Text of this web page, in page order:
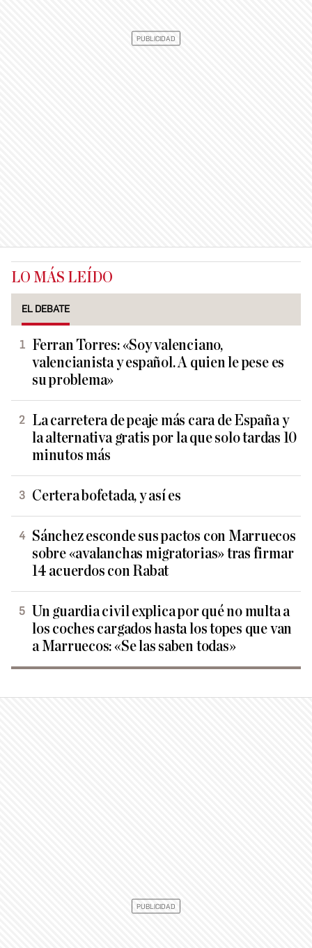
LO MÁS LEÍDO
EL DEBATE
Ferran Torres: «Soy valenciano,
valencianista y español. A quien le pese es
su problema»
La carretera de peaje más cara de España y
la alternativa gratis por la que solo tardas 10
minutos más
Certera bofetada, y así es
Sánchez esconde sus pactos con Marruecos
sobre «avalanchas migratorias» tras firmar
14 acuerdos con Rabat
Un guardia civil explica por qué no multa a
los coches cargados hasta los topes que van
a Marruecos: «Se las saben todas»